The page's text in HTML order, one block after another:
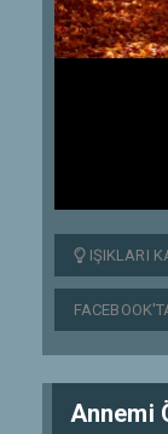
IŞIKLARI
Annemi